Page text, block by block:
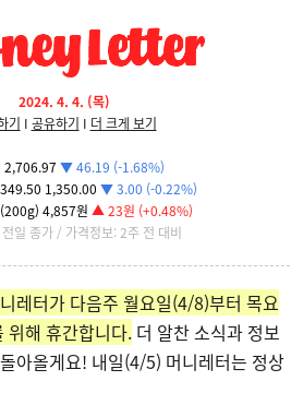
2024. 4. 4. (목)
기 I 공유하기 I 더 크게 보기
2,706.97 ▼ 46.19 (-1.68%)
1,350.00 ▼ 3.00 (-0.22%)
4,857원 ▲ 23원 (+0.48%)
일 종가 / 가격정보: 2주 전 대비
레터가 다음주 월요일(4/8)부터 목요
위해 휴간합니다. 더 알찬 소식과 정보
아올게요! 내일(4/5) 머니레터는 정상